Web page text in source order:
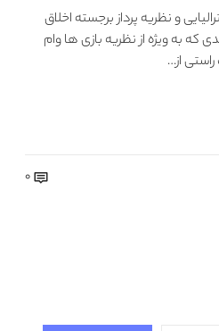
و نظریه پرداز برجسته اخلاق
به ویژه از نظریه بازی ها وام
از…
0